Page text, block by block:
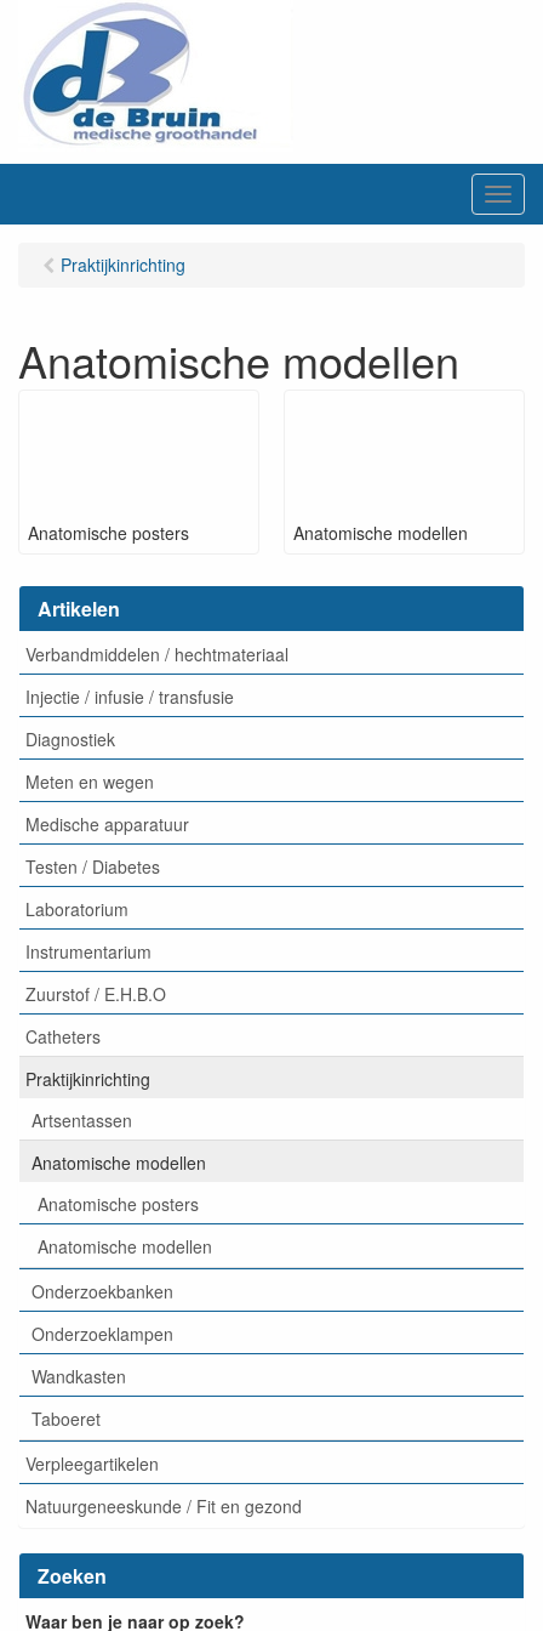
M
e
Praktijkinrichting
Anatomische modellen
Anatomische posters Anatomische modellen
Artikelen
Verbandmiddelen / hechtmateriaal
Injectie / infusie / transfusie
Diagnostiek
Meten en wegen
Medische apparatuur
Testen / Diabetes
Laboratorium
Instrumentarium
Zuurstof / E.H.B.O
Catheters
Praktijkinrichting
Artsentassen
Anatomische modellen
Anatomische posters
Anatomische modellen
Onderzoekbanken
Onderzoeklampen
Wandkasten
Taboeret
Verpleegartikelen
Natuurgeneeskunde / Fit en gezond
Zoeken
Waar ben je naar op zoek?